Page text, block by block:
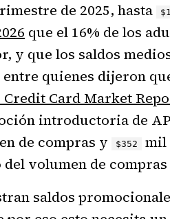
de 2025, hasta
que el 16% de los
y que los saldos
entre quienes dijeron
Card Market
introductoria de
de compras y $352
mil
volumen de
saldos